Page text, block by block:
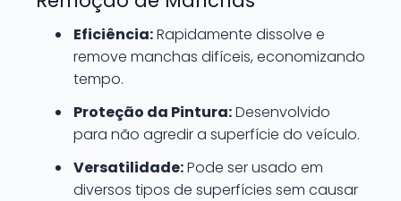
Eficiência:Rapidamente dissolve e
remove manchas difíceis, economizando
tempo.
Proteção da Pintura:Desenvolvido
para não agredir a superfície do veículo.
Versatilidade:Pode ser usado em
diversos tipos de superfícies sem causar